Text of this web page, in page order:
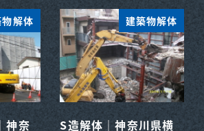
解体
神奈
建築物解体
S造解体｜神奈川県横